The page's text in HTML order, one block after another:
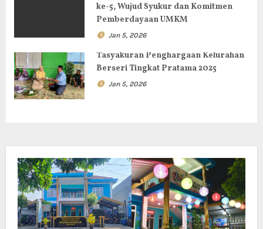
ke-5, Wujud Syukur dan Komitmen
Pemberdayaan UMKM
Jan 5, 2026
Tasyakuran Penghargaan Kelurahan
Berseri Tingkat Pratama 2025
Jan 5, 2026